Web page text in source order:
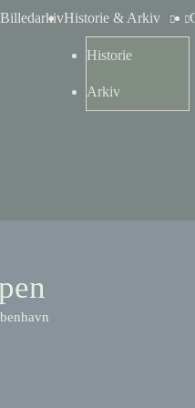
BilledarkivHistorie & Arkiv
Historie
Arkiv